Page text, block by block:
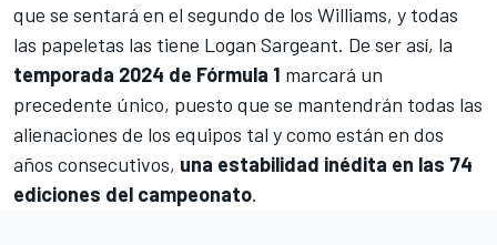
que se sentará en el segundo de los Williams, y todas
las papeletas las tiene Logan Sargeant. De ser así, la
temporada 2024 de Fórmula 1 marcará un
precedente único, puesto que se mantendrán todas las
alienaciones de los equipos tal y como están en dos
años consecutivos, una estabilidad inédita en las 74
ediciones del campeonato.